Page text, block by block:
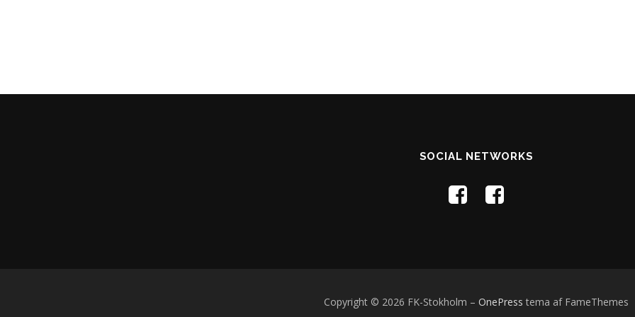
SOCIAL NETWORKS
Copyright © 2026 FK-Stokholm – OnePress tema af FameThemes